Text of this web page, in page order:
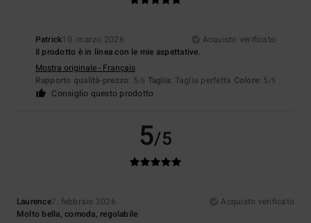
Patrick10. marzo 2026
Acquisto verificato
Il prodotto è in linea con le mie aspettative.
Mostra originale - Français
Rapporto qualità-prezzo: 5/5 Taglia: Taglia perfetta Colore: 5 /5
Consiglio questo prodotto
5/5
Laurence7. febbraio 2026
Acquisto verificato
Molto bella, comoda, regolabile